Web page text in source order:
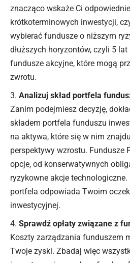
znacząco wskaże Ci
krótkoterminowych inwestycji,
wybierać fundusze o niższym
dłuższych horyzontów, czyli 5
fundusze akcyjne, które mogą
zwrotu.
Analizuj skład portfela
Zanim podejmiesz decyzję,
składem portfela funduszu
na aktywa, które się w nim
perspektywy wzrostu. Fundusze
opcje, od konserwatywnych
ryzykowne akcje technologiczne.
portfela odpowiada Twoim
inwestycyjnej.
Sprawdź opłaty związane z
Koszty zarządzania funduszem
Twoje zyski. Zbadaj więc